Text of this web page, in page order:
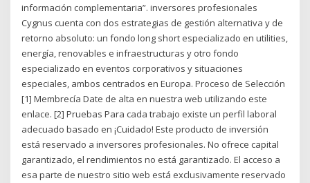
información complementaria”. inversores profesionales
Cygnus cuenta con dos estrategias de gestión alternativa y de
retorno absoluto: un fondo long short especializado en utilities,
energía, renovables e infraestructuras y otro fondo
especializado en eventos corporativos y situaciones
especiales, ambos centrados en Europa. Proceso de Selección
[1] Membrecía Date de alta en nuestra web utilizando este
enlace. [2] Pruebas Para cada trabajo existe un perfil laboral
adecuado basado en ¡Cuidado! Este producto de inversión
está reservado a inversores profesionales. No ofrece capital
garantizado, el rendimientos no está garantizado. El acceso a
esa parte de nuestro sitio web está exclusivamente reservado